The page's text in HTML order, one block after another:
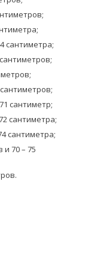
сантиметра;
сантиметр;
сантиметра;
сантиметра;
70 – 75